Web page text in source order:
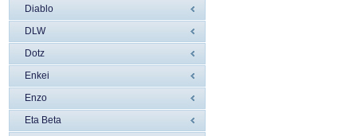
Diablo
DLW
Dotz
Enkei
Enzo
Eta Beta